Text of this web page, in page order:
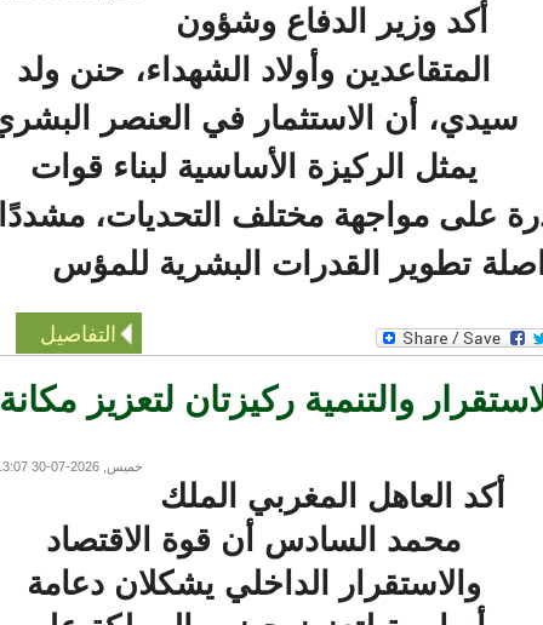
أكد وزير الدفاع وشؤون
المتقاعدين وأولاد الشهداء، حنن ولد
أن الاستثمار في العنصر البشري
يمثل الركيزة الأساسية لبناء قوات
مواجهة مختلف التحديات، مشددًا
تطوير القدرات البشرية للمؤس
التفاصيل
والتنمية ركيزتان لتعزيز مكانة
خميس, 2026-07-30 13:07
أكد العاهل المغربي الملك
محمد السادس أن قوة الاقتصاد
والاستقرار الداخلي يشكلان دعامة